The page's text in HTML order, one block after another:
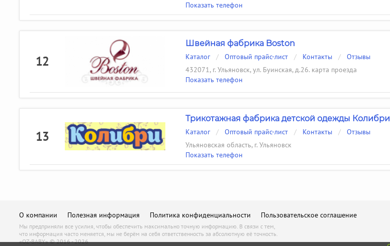
Показать телефон
12
Швейная фабрика Boston
Каталог / Оптовый прайс-лист / Контакты /
Отзывы
432071, г. Ульяновск, ул. Буинская, д.26. карта проезда
Показать телефон
13
Трикотажная фабрика детской одежды Колибри
Каталог / Оптовый прайс-лист / Контакты /
Отзывы
Ульяновская область, г. Ульяновск
Показать телефон
О компании Полезная информация Политика конфиденциальности Пользовательское соглашение
Мы предприняли все усилия, чтобы обеспечить максимально точную информацию. В связи с тем,
что информация часто меняется, мы не берём на себя ответственность за абсолютную её точность.
«OZ-BABY» © 2016 - 2026